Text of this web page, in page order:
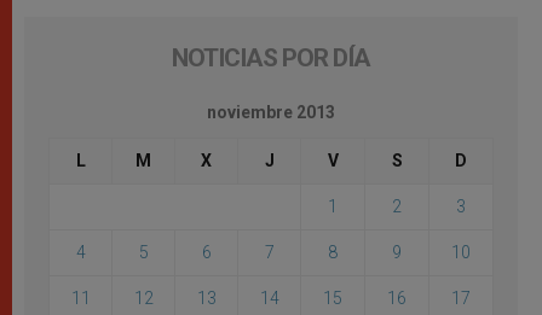
NOTICIAS POR DÍA
noviembre 2013
L M X J V S D
1 2 3
4 5 6 7 8 9 10
11 12 13 14 15 16 17